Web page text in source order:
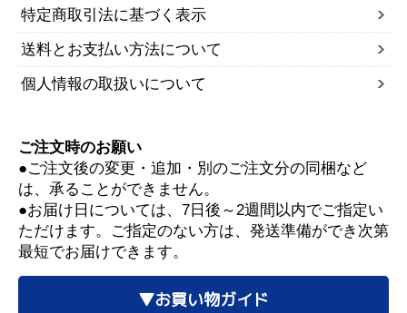
特定商取引法に基づく表示
送料とお支払い方法について
個人情報の取扱いについて
ご注文時のお願い
●ご注文後の変更・追加・別のご注文分の同梱など
は、承ることができません。
●お届け日については、7日後～2週間以内でご指定い
ただけます。ご指定のない方は、発送準備ができ次第
最短でお届けできます。
▼お買い物ガイド